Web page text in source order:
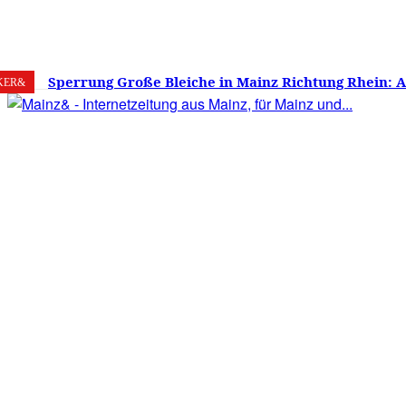
7. August 2026 24.8 Mainz
Sperrung Große Bleiche in Mainz Richtung Rhein:
verwirrt, Mainzer stinksauer – Haben die Mainzer